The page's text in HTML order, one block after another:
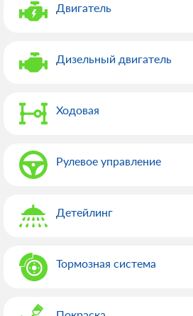
Двигатель
Дизельный двигатель
Ходовая
Рулевое управление
Детейлинг
Тормозная система